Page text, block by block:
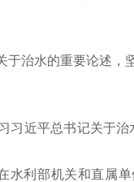
治水的重要论述，
近平总书记关于治
水利部机关和直属